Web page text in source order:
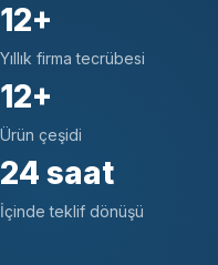
12+
Yıllık firma tecrübesi
12+
Ürün çeşidi
24 saat
İçinde teklif dönüşü